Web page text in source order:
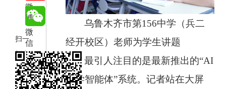
微
博
微
信
扫一
扫在
手机
打开
乌鲁木齐市第156中学（兵二
经开校区）老师为学生讲题
最引人注目的是最新推出的“AI
教学智能体”系统。记者站在大屏